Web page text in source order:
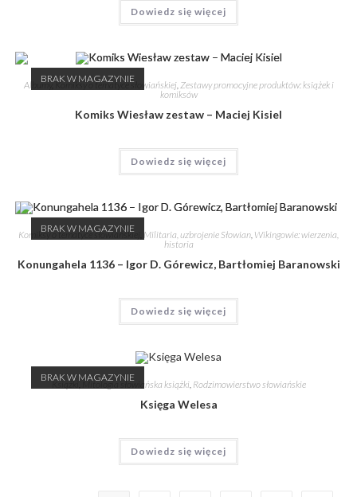
Dowiedz się więcej
BRAK W MAGAZYNIE
Albumy, Komiksy o tematyce słowiańskiej,Zestawy promocyjne produktów: książek i
komiksów
Komiks Wiesław zestaw – Maciej Kisiel
Dowiedz się więcej
BRAK W MAGAZYNIE
Komiksy o tematyce słowiańskiej Militaria, uzbrojenie Słowian Wikingowie: wierzenia,
historia
Konungahela 1136 – Igor D. Górewicz, Bartłomiej Baranowski
Dowiedz się więcej
BRAK W MAGAZYNIE
Książki , Mitologia słowiańska książki, Rodzimowierstwo słowiańskie
Księga Welesa
Dowiedz się więcej